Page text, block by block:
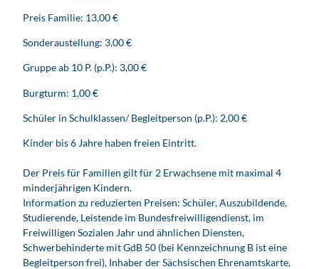
Preis Familie: 13,00 €
Sonderaustellung: 3,00 €
Gruppe ab 10 P. (p.P.): 3,00 €
Burgturm: 1,00 €
Schüler in Schulklassen/ Begleitperson (p.P.): 2,00 €
Kinder bis 6 Jahre haben freien Eintritt.
Der Preis für Familien gilt für 2 Erwachsene mit maximal 4
minderjährigen Kindern.
Information zu reduzierten Preisen: Schüler, Auszubildende,
Studierende, Leistende im Bundesfreiwilligendienst, im
Freiwilligen Sozialen Jahr und ähnlichen Diensten,
Schwerbehinderte mit GdB 50 (bei Kennzeichnung B ist eine
Begleitperson frei), Inhaber der Sächsischen Ehrenamtskarte,